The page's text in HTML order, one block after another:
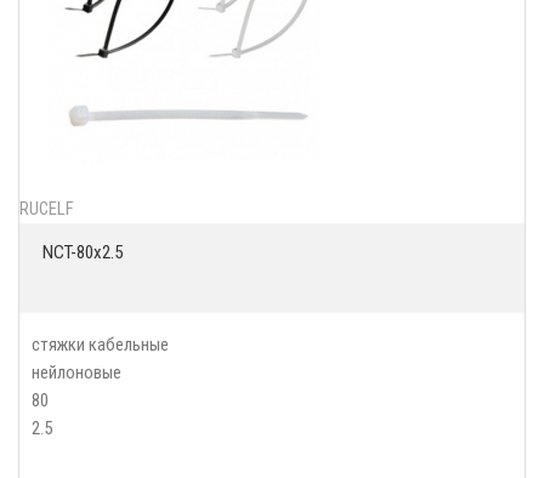
RUCELF
NCT-80x2.5
стяжки кабельные
нейлоновые
80
2.5